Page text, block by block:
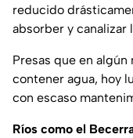
reducido
absorber y canalizar
Presas que en
contener agua, hoy
con escaso
Ríos como el